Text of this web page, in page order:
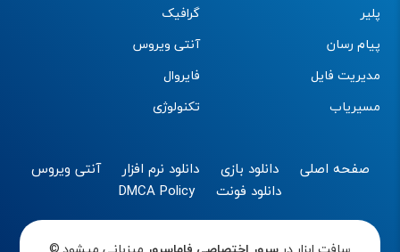
پلیر
پیام رسان
مدیریت فایل
مسیریاب
گرافیک
آنتی ویروس
فایروال
تکنولوژی
صفحه اصلی دانلود بازی دانلود نرم افزار
آنتی ویروس
دانلود فونت
DMCA Policy